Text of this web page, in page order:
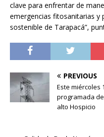
clave para enfrentar de
emergencias fitosanitarias y
sostenible de Tarapacá”,
PREVIOUS
Este miércoles
programada
alto Hospicio